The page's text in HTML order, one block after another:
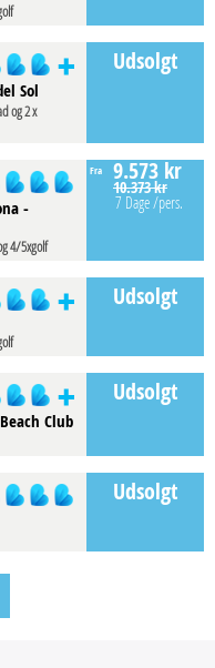
Udsolgt
Sol
og 2 x
Fra 9.573 kr
10.373 kr
7 Dage/pers.
-
4/5xgolf
Udsolgt
Udsolgt
Club
Udsolgt